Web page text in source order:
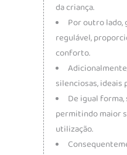
da criança.
Por outro lado,
regulável,
conforto.
silenciosas, ideais
De igual
permitindo maior
utilização.